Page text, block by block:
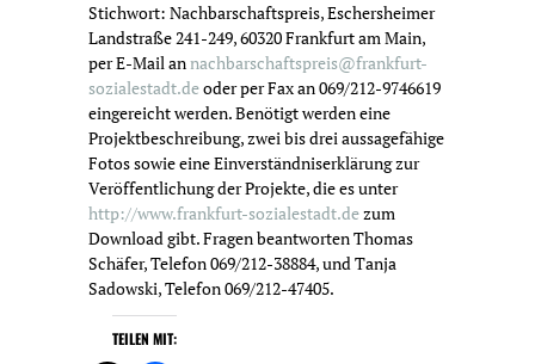
Stichwort: Nachbarschaftspreis, Eschersheimer
Landstraße 241-249, 60320 Frankfurt am Main,
per E-Mail annachbarschaftspreis@frankfurt-
sozialestadt.deoder per Fax an 069/212-9746619
eingereicht werden. Benötigt werden eine
Projektbeschreibung, zwei bis drei aussagefähige
Fotos sowie eine Einverständniserklärung zur
Veröffentlichung der Projekte, die es unter
http://www.frankfurt-sozialestadt.dezum
Download gibt. Fragen beantworten Thomas
Schäfer, Telefon 069/212-38884, und Tanja
Sadowski, Telefon 069/212-47405.
TEILEN MIT: